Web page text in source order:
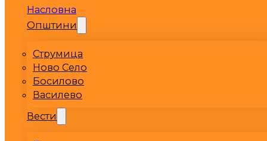
Насловна
Општини
Струмица
Ново Село
Босилово
Василево
Вести